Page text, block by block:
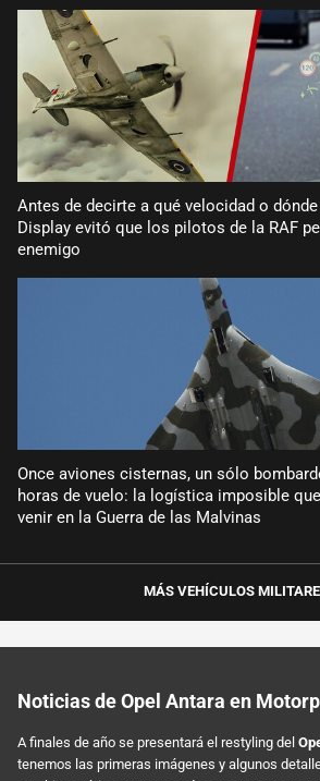
Antes de decirte a qué velocidad o dónde
Display evitó que los pilotos de la RAF
enemigo
Once aviones cisternas, un sólo
horas de vuelo: la logística imposible
venir en la Guerra de las Malvinas
MÁS VEHÍCULOS
Noticias de Opel Antara en
A finales de año se presentará el restyling del
tenemos las primeras imágenes y algunos